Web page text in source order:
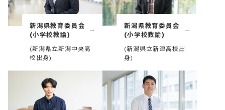
新潟県教育委員会
(小学校教諭)
(新潟県立新潟中央高
校出身)
新潟県教育委員会
(小学校教諭)
(新潟県立新津高校出
身)